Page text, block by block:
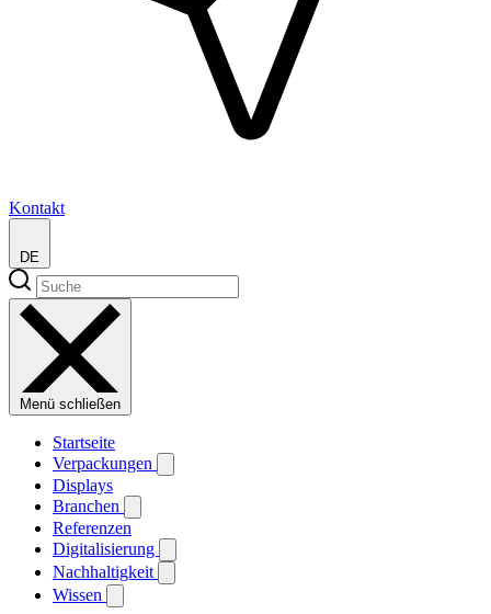
Kontakt
DE
Menü schließen
Startseite
Verpackungen
Displays
Branchen
Referenzen
Digitalisierung
Nachhaltigkeit
Wissen